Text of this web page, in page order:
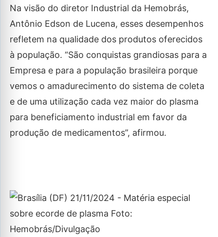
Na visão do diretor Industrial da Hemobrás,
Antônio Edson de Lucena, esses desempenhos
refletem na qualidade dos produtos oferecidos
à população. “São conquistas grandiosas para a
Empresa e para a população brasileira porque
vemos o amadurecimento do sistema de coleta
e de uma utilização cada vez maior do plasma
para beneficiamento industrial em favor da
produção de medicamentos”, afirmou.